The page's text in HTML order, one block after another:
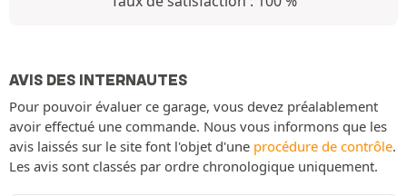
AVIS DES INTERNAUTES
Pour pouvoir évaluer ce garage, vous devez préalablement
avoir effectué une commande. Nous vous informons que les
avis laissés sur le site font l'objet d'une procédure de contrôle.
Les avis sont classés par ordre chronologique uniquement.